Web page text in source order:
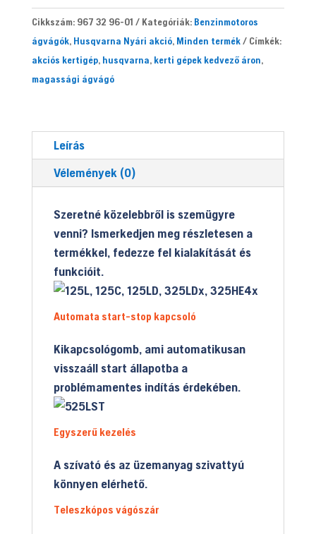
Cikkszám: 967 32 96-01 Kategóriák: Benzinmotoros
ágvágók, Husqvarna Nyári akció, Minden termék
Címkék:
akciós kertigép, husqvarna, kerti gépek kedvező áron,
magassági ágvágó
Leírás
Vélemények (0)
Szeretné közelebbről is szemügyre
venni? Ismerkedjen meg részletesen a
termékkel, fedezze fel kialakítását és
funkcióit.
Automata start-stop kapcsoló
Kikapcsológomb, ami automatikusan
visszaáll start állapotba a
problémamentes indítás érdekében.
Egyszerű kezelés
A szívató és az üzemanyag szivattyú
könnyen elérhető.
Teleszkópos vágószár